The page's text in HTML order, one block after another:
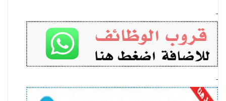
-
-